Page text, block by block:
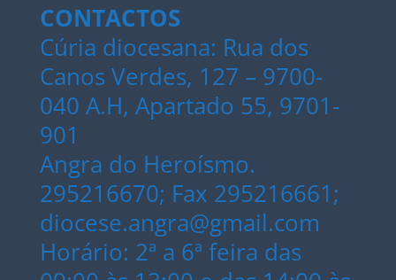
CONTACTOS
Cúria diocesana: Rua dos
Canos Verdes, 127 – 9700-
040 A.H, Apartado 55, 9701-
901
Angra do Heroísmo.
295216670; Fax 295216661;
diocese.angra@gmail.com
Horário: 2ª a 6ª feira das